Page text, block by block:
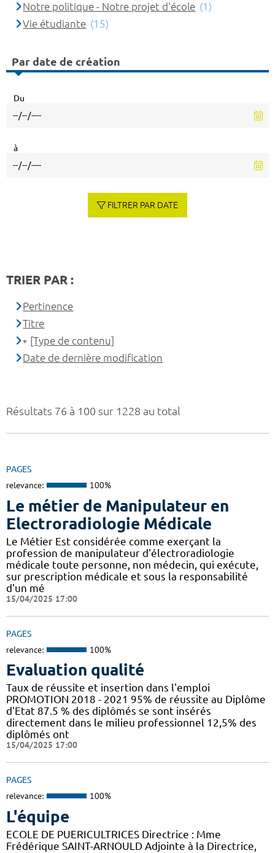
Résultats 76 à 100 sur 1228 au total
PAGES
relevance: 100%
Le métier de Manipulateur en
Electroradiologie Médicale
Le Métier Est considérée comme exerçant la
profession de manipulateur d'électroradiologie
médicale toute personne, non médecin, qui exécute,
sur prescription médicale et sous la responsabilité
d'un mé
15/04/2025 17:00
PAGES
relevance: 100%
Evaluation qualité
Taux de réussite et insertion dans l'emploi
PROMOTION 2018 - 2021 95% de réussite au Diplôme
d'Etat 87.5 % des diplômés se sont insérés
directement dans le milieu professionnel 12,5% des
diplômés ont
15/04/2025 17:00
PAGES
relevance: 100%
L'équipe
ECOLE DE PUERICULTRICES Directrice : Mme
Frédérique SAINT-ARNOULD Adjointe à la Directrice,
Notre politique - Notre projet d'école (1)
Vie étudiante (15)
Par date de création
Du
à
FILTRER PAR DATE
TRIER PAR :
Pertinence
Titre
[Type de contenu]
Date de dernière modification